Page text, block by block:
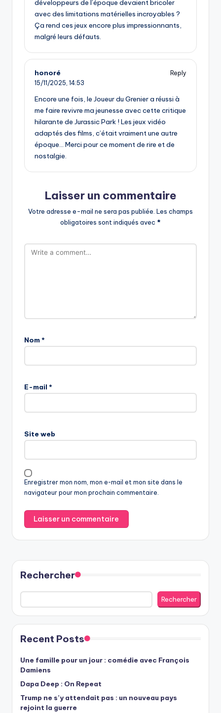
développeurs de l’époque devaient bricoler
avec des limitations matérielles incroyables ?
Ça rend ces jeux encore plus impressionnants,
malgré leurs défauts.
honoré
Reply
15/11/2025, 14:53
Encore une fois, le Joueur du Grenier a réussi à
me faire revivre ma jeunesse avec cette critique
hilarante de Jurassic Park ! Les jeux vidéo
adaptés des films, c’était vraiment une autre
époque… Merci pour ce moment de rire et de
nostalgie.
Laisser un commentaire
Votre adresse e-mail ne sera pas publiée. Les champs
obligatoires sont indiqués avec *
Nom *
E-mail *
Site web
Enregistrer mon nom, mon e-mail et mon site dans le
navigateur pour mon prochain commentaire.
Rechercher
Rechercher
Recent Posts
Une famille pour un jour : comédie avec François
Damiens
Dapa Deep : On Repeat
Trump ne s’y attendait pas : un nouveau pays
rejoint la guerre